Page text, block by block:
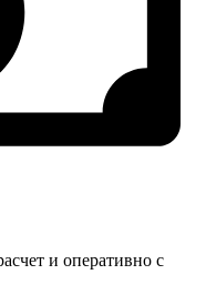
и оперативно с